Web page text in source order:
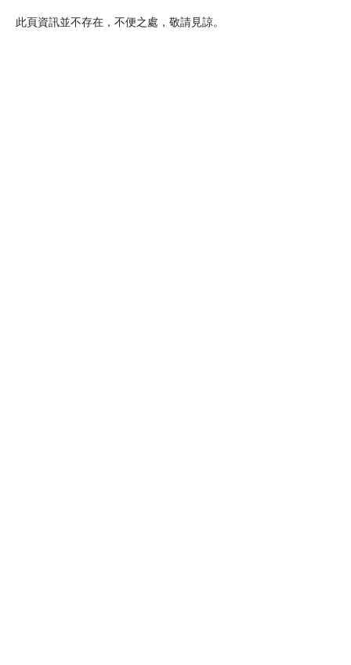
此頁資訊並不存在，不便之處，敬請見諒。